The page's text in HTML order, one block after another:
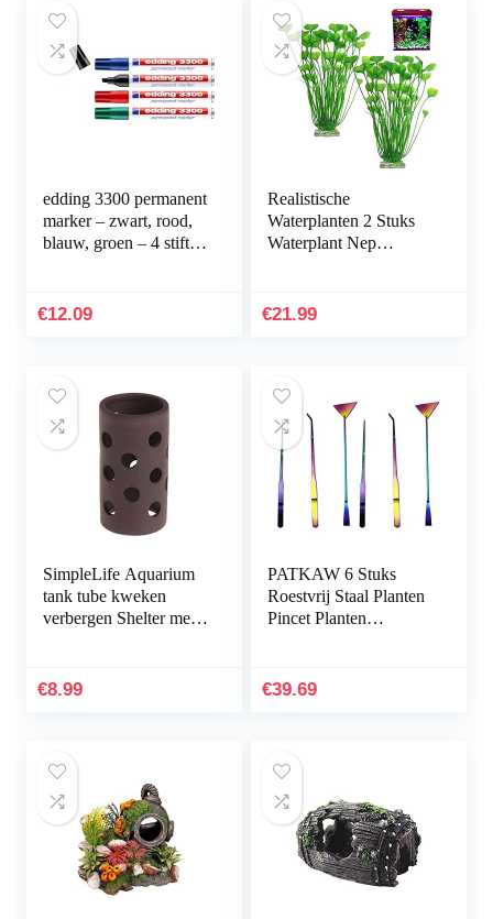
edding 3300 permanent
marker – zwart, rood,
blauw, groen – 4 stiften
permanent marker…
€12.09
Realistische
Waterplanten 2 Stuks
Waterplant Nep
Kunstmatige
€21.99
SimpleLife Aquarium
tank tube kweken
verbergen Shelter met
€8.99
PATKAW 6 Stuks
Roestvrij Staal Planten
Pincet Planten
Hulpmiddelen Instellen
€39.69